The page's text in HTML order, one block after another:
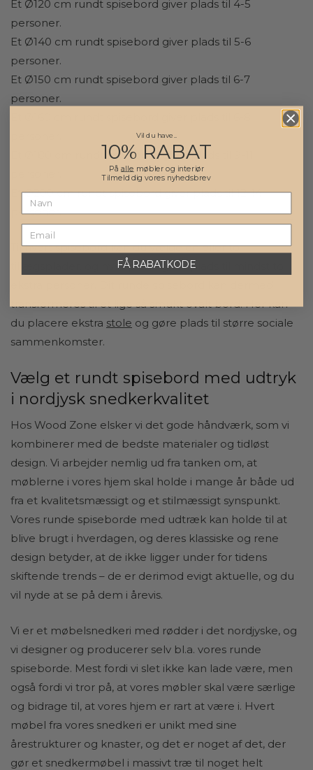
Et Ø120 cm rundt spisebord giver plads til 4-5
personer.
Et Ø140 cm rundt spisebord giver plads til 5-6
personer.
Et Ø150 cm rundt spisebord giver plads til 6-7
personer.
Et Ø180 cm rundt spisebord giver plads til 9-11
Et Ø200 cm rundt spisebord giver plads til 12-14
personer.
Til hvertspisebordkan du vælge en eller to
tillægsplader, og hver plade giver plads til mindst to
transformeres til et lige så smukt ovalt bord. Her kan
du placere ekstra stole og gøre plads til større sociale
sammenkomster.
Vælg et rundt spisebord med udtryk
i nordjysk snedkerkvalitet
Hos Wood Zone elsker vi det gode håndværk, som vi
kombinerer med de bedste materialer og tidløst
design. Vi arbejder nemlig ud fra tanken om, at
møblerne i vores hjem skal holde i mange år både ud
fra et kvalitetsmæssigt og et stilmæssigt synspunkt.
Vores runde spiseborde med udtræk kan holde til at
blive brugt i hverdagen, og deres klassiske og rene
design betyder, at de ikke ligger under for tidens
skiftende trends – de er derimod evigt aktuelle, og du
vil nyde at se på dem i årevis.
Vi er et møbelsnedkeri med rødder i det nordjyske, og
vi designer og producerer selv bl.a. vores runde
spiseborde. Mest fordi vi slet ikke kan lade være, men
også fordi vi tror på, at vores møbler skal være særlige
og bidrage til, at vores hjem er rart at være i. Hvert
møbel fra vores snedkeri er unikt med sine
årestrukturer og knaster, og det er noget af det, der
gør et snedkermøbel i massivt træ til noget helt
Vil du have..
10% RABAT
På alle møbler og interiør
Tilmeld dig vores nyhedsbrev
FÅ RABATKODE